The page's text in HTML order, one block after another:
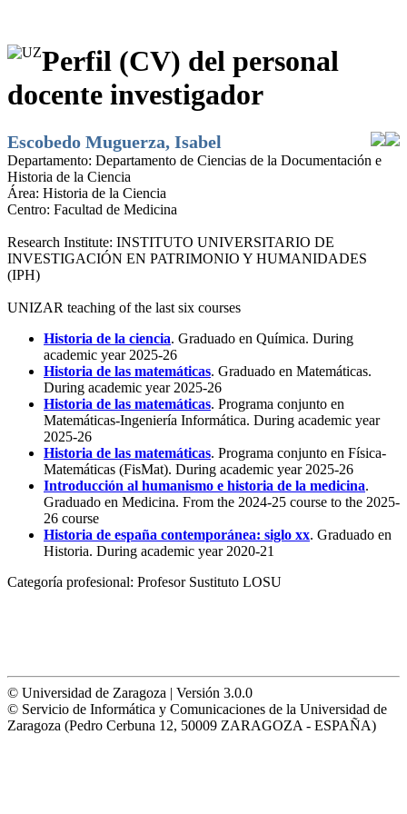
Perfil (CV) del personal
docente investigador
Escobedo Muguerza, Isabel
Departamento: Departamento de Ciencias de la Documentación e
Historia de la Ciencia
Área: Historia de la Ciencia
Centro: Facultad de Medicina
Research Institute: INSTITUTO UNIVERSITARIO DE
INVESTIGACIÓN EN PATRIMONIO Y HUMANIDADES
(IPH)
UNIZAR teaching of the last six courses
Historia de la ciencia. Graduado en Química. During
academic year 2025-26
Historia de las matemáticas. Graduado en Matemáticas.
During academic year 2025-26
Historia de las matemáticas. Programa conjunto en
Matemáticas-Ingeniería Informática. During academic year
2025-26
Historia de las matemáticas. Programa conjunto en Física-
Matemáticas (FisMat). During academic year 2025-26
Introducción al humanismo e historia de la medicina.
Graduado en Medicina. From the 2024-25 course to the 2025-
26 course
Historia de españa contemporánea: siglo xx. Graduado en
Historia. During academic year 2020-21
Categoría profesional: Profesor Sustituto LOSU
© Universidad de Zaragoza | Versión 3.0.0
© Servicio de Informática y Comunicaciones de la Universidad de
Zaragoza (Pedro Cerbuna 12, 50009 ZARAGOZA - ESPAÑA)